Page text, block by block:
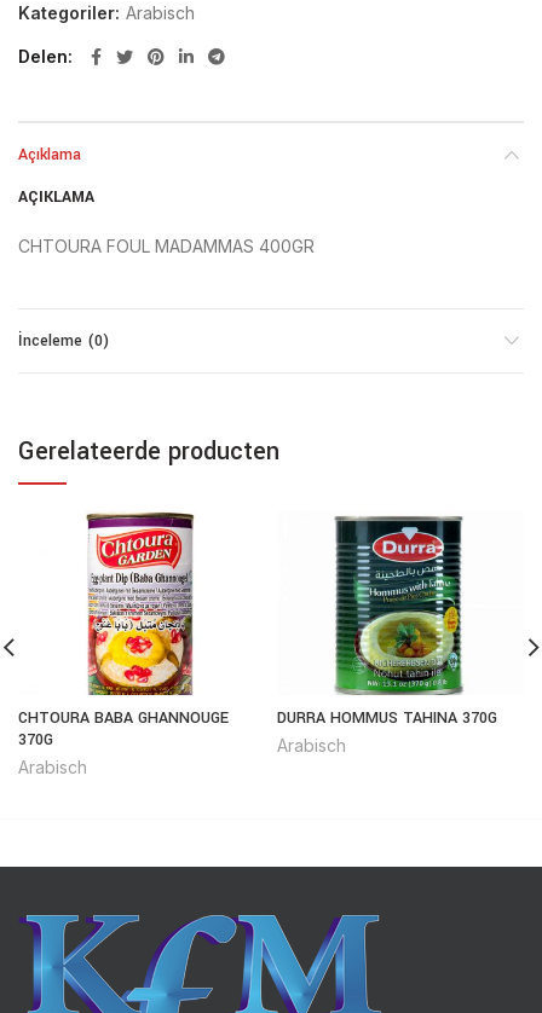
Kategoriler: Arabisch
Delen
Açıklama
AÇIKLAMA
CHTOURA FOUL MADAMMAS 400GR
İnceleme (0)
Gerelateerde producten
CHTOURA BABA GHANNOUGE
370G
Arabisch
DURRA HOMMUS TAHINA 370G
Arabisch